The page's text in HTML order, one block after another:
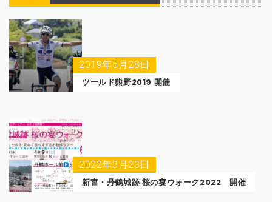
2019年5月28日
ツールド熊野2019 開催
2022年3月23日
新宮・丹鶴城跡 桜の宴ウォーク2022 開催